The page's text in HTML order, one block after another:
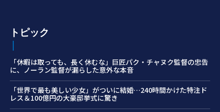
トピック
「休暇は取っても、長く休むな」巨匠パク・チャヌク監督の忠告
に、ノーラン監督が漏らした意外な本音
「世界で最も美しい少女」がついに結婚…240時間かけた特注ド
レス＆100億円の大豪邸挙式に驚き